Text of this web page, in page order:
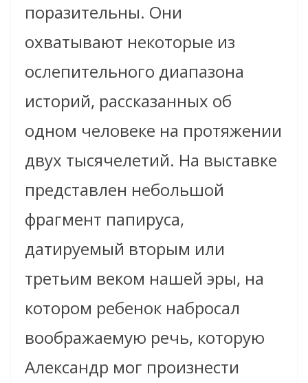
поразительны. Они
охватывают некоторые из
ослепительного диапазона
историй, рассказанных об
одном человеке на протяжении
двух тысячелетий. На выставке
представлен небольшой
фрагмент папируса,
датируемый вторым или
третьим веком нашей эры, на
котором ребенок набросал
воображаемую речь, которую
Александр мог произнести